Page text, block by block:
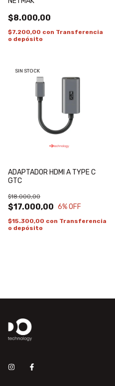
$8.000,00
$7.200,00 con Transferencia
o depósito
SIN STOCK
ADAPTADOR HDMI A TYPE C
GTC
$17.000,00
$18.000,00
6% OFF
$15.300,00 con Transferencia
o depósito